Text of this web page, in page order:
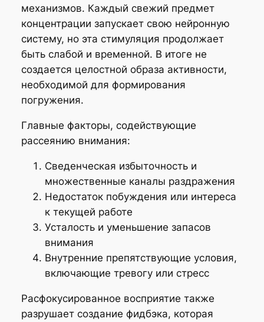
механизмов. Каждый свежий предмет
концентрации запускает свою нейронную
систему, но эта стимуляция продолжает
быть слабой и временной. В итоге не
создается целостной образа активности,
необходимой для формирования
погружения.
Главные факторы, содействующие
рассеянию внимания:
Сведенческая избыточность и
множественные каналы раздражения
Недостаток побуждения или интереса
к текущей работе
Усталость и уменьшение запасов
внимания
Внутренние препятствующие условия,
включающие тревогу или стресс
Расфокусированное восприятие также
разрушает создание фидбэка, которая